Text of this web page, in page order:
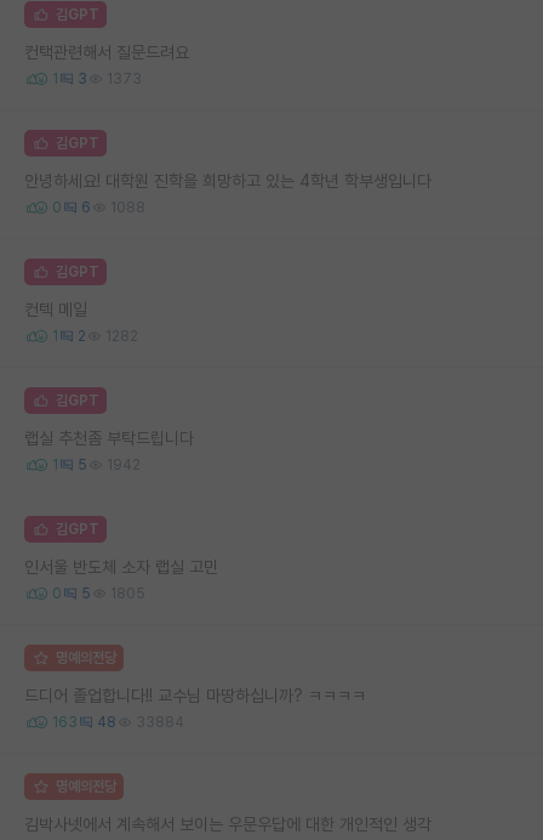
김GPT
컨택관련해서 질문드려요
1 3 1373
김GPT
안녕하세요! 대학원 진학을 희망하고 있는 4학년 학부생입니다
0 6 1088
김GPT
컨텍 메일
1 2 1282
김GPT
랩실 추천좀 부탁드립니다
1 5 1942
김GPT
인서울 반도체 소자 랩실 고민
0 5 1805
명예의전당
드디어 졸업합니다!! 교수님 마땅하십니까? ㅋㅋㅋㅋ
163 48 33884
명예의전당
김박사넷에서 계속해서 보이는 우문우답에 대한 개인적인 생각